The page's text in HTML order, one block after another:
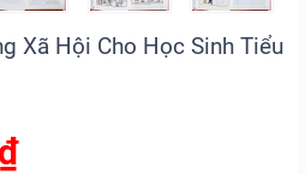
Xã Hội Cho Học Sinh Tiểu
₫